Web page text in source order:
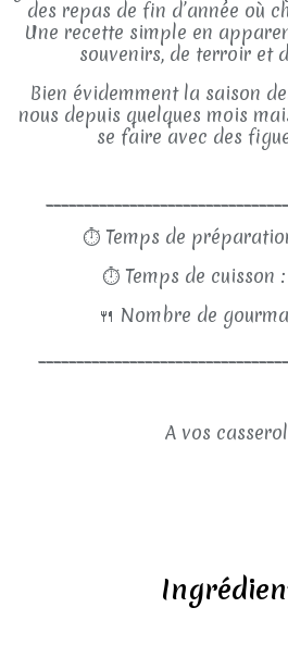
des repas de fin d’année où
Une recette simple en
souvenirs, de terroir et
Bien évidemment la saison
nous depuis quelques mois
se faire avec des
⏱ Temps de
⏱ Temps de cuisson
🍴 Nombre de
A vos